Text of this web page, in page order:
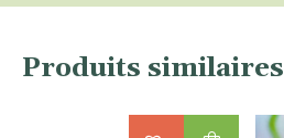
Produits similaires